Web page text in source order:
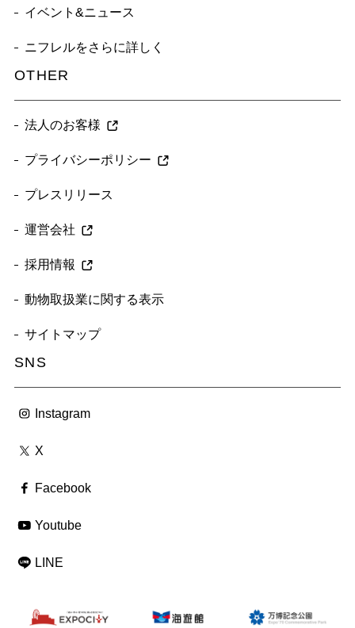
イベント&ニュース
ニフレルをさらに詳しく
OTHER
法人のお客様
プライバシーポリシー
プレスリリース
運営会社
採用情報
動物取扱業に関する表示
サイトマップ
SNS
Instagram
X
Facebook
Youtube
LINE